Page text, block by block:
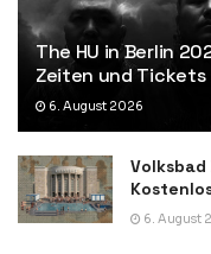
The HU in Berlin
Zeiten und Tickets
6. August 2026
6. August